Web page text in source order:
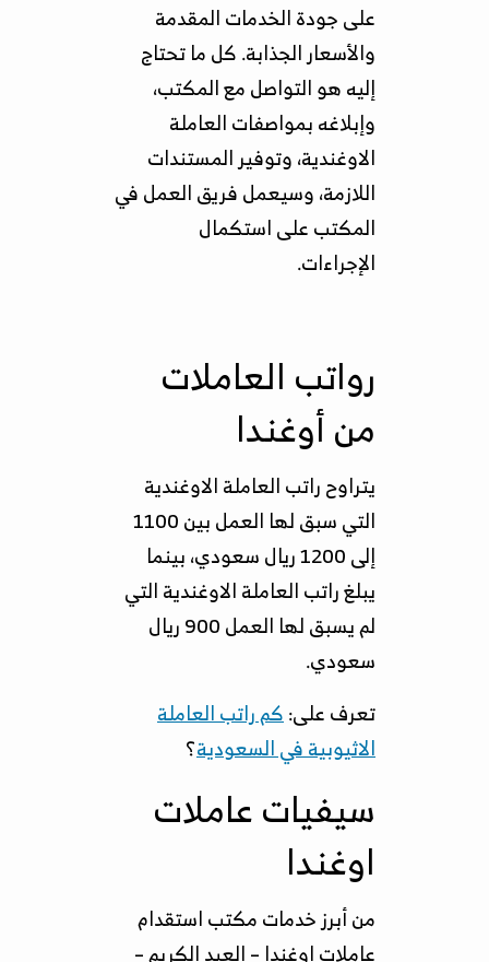
على جودة الخدمات المقدمة
والأسعار الجذابة. كل ما تحتاج
إليه هو التواصل مع المكتب،
وإبلاغه بمواصفات العاملة
الاوغندية، وتوفير المستندات
اللازمة، وسيعمل فريق العمل في
المكتب على استكمال
الإجراءات.
رواتب العاملات
من أوغندا
يتراوح راتب العاملة الاوغندية
التي سبق لها العمل بين 1100
إلى 1200 ريال سعودي، بينما
يبلغ راتب العاملة الاوغندية التي
لم يسبق لها العمل 900 ريال
سعودي.
تعرف على:كم راتب العاملة
الاثيوبية في السعودية؟
سيفيات عاملات
اوغندا
من أبرز خدمات مكتب استقدام
عاملات اوغندا – العبد الكريم –